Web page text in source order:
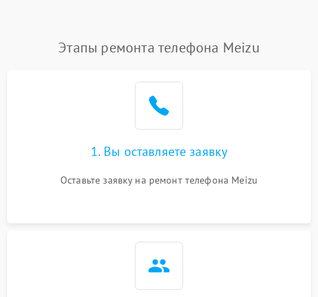
Не работает Face ID 4000 ₽ Подробнее →
Этапы ремонта телефона Meizu
1. Вы оставляете заявку
Оставьте заявку на ремонт телефона Meizu